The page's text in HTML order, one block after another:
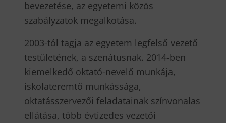
bevezetése, az egyetemi közös
szabályzatok megalkotása.
2003-tól tagja az egyetem legfelső vezető
testületének, a szenátusnak. 2014-ben
kiemelkedő oktató-nevelő munkája,
iskolateremtő munkássága,
oktatásszervezői feladatainak színvonalas
ellátása, több évtizedes vezetői